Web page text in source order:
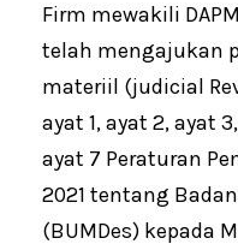
Firm mewakili
telah mengajukan
materiil (judicial
ayat 1, ayat 2, ayat
ayat 7 Peraturan
2021 tentang
(BUMDes) kepada